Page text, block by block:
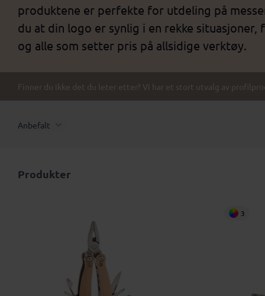
produktene er perfekte for utdeling på
du at din logo er synlig i en rekke
og alle som setter pris på allsidige verktøy.
Finner du ikke det du leter etter? Vi har et stort utvalg av
Anbefalt
Produkter
3